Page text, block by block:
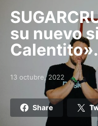
su nuevo
Calentito».
Posted on
13 octubre, 2022
Share